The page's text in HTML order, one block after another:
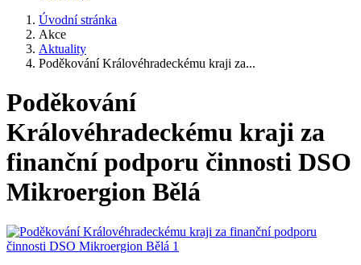
Úvodní stránka
Akce
Aktuality
Poděkování Královéhradeckému kraji za...
Poděkování
Královéhradeckému kraji za
finanční podporu činnosti DSO
Mikroergion Bělá